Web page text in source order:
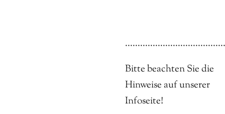
Bitte beachten Sie die
Hinweise auf unserer
Infoseite!